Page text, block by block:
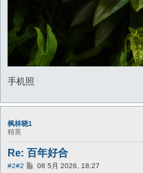
手机照
枫林晓1
精英
Re: 百年好合
#2#2
帖
08 5月 2026, 18:27